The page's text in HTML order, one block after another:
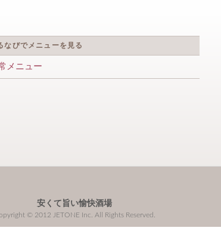
なびでメニューを見る
メニュー
安くて旨い愉快酒場
© 2012 JETONE Inc. All Rights Reserved.